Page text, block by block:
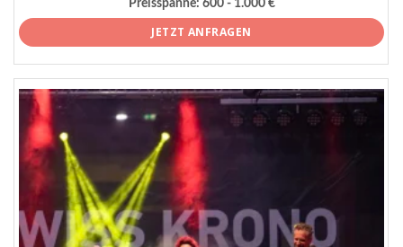
Preisspanne: 600 - 1.000 €
JETZT ANFRAGEN